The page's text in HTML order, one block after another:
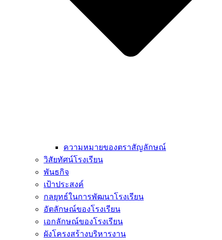
ความหมายของตราสัญลักษณ์
วิสัยทัศน์โรงเรียน
พันธกิจ
เป้าประสงค์
กลยุทธ์ในการพัฒนาโรงเรียน
อัตลักษณ์ของโรงเรียน
เอกลักษณ์ของโรงเรียน
ผังโครงสร้างบริหารงาน